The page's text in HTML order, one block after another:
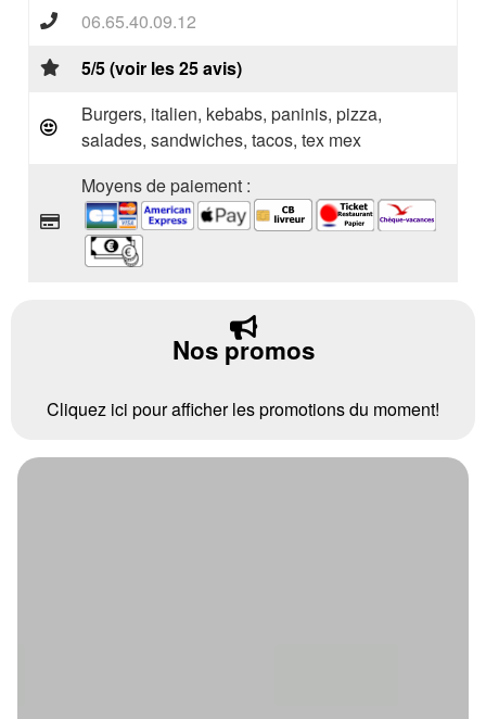
06.65.40.09.12
5/5 (voir les 25 avis)
Burgers, italien, kebabs, paninis, pizza,
salades, sandwiches, tacos, tex mex
Moyens de paiement :
Nos promos
Cliquez ici pour afficher les promotions du moment!